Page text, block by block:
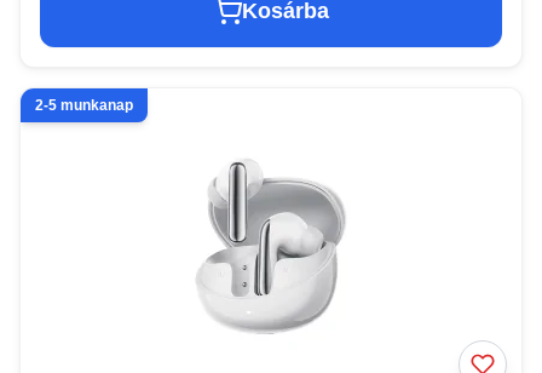
Kosárba
2-5 munkanap